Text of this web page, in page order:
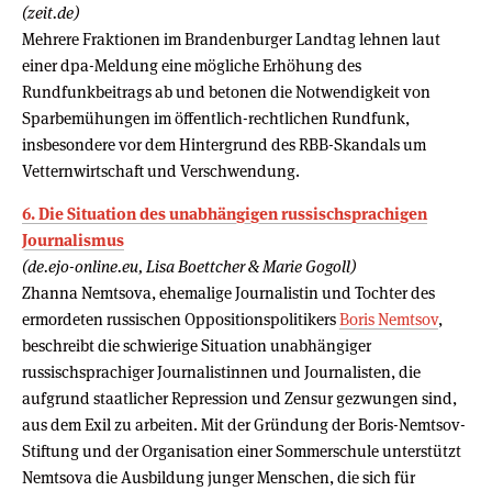
(zeit.de)
Mehrere Fraktionen im Brandenburger Landtag lehnen laut
einer dpa-Meldung eine mögliche Erhöhung des
Rundfunkbeitrags ab und betonen die Notwendigkeit von
Sparbemühungen im öffentlich-rechtlichen Rundfunk,
insbesondere vor dem Hintergrund des RBB-Skandals um
Vetternwirtschaft und Verschwendung.
6. Die Situation des unabhängigen russischsprachigen
Journalismus
(de.ejo-online.eu, Lisa Boettcher & Marie Gogoll)
Zhanna Nemtsova, ehemalige Journalistin und Tochter des
ermordeten russischen OppositionspolitikersBoris Nemtsov,
beschreibt die schwierige Situation unabhängiger
russischsprachiger Journalistinnen und Journalisten, die
aufgrund staatlicher Repression und Zensur gezwungen sind,
aus dem Exil zu arbeiten. Mit der Gründung der Boris-Nemtsov-
Stiftung und der Organisation einer Sommerschule unterstützt
Nemtsova die Ausbildung junger Menschen, die sich für